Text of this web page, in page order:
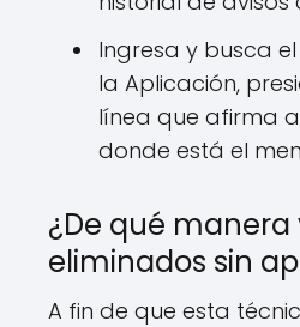
Ingresa y busca
la Aplicación,
línea que afirma
donde está el
¿De qué
eliminados sin
A fin de que esta